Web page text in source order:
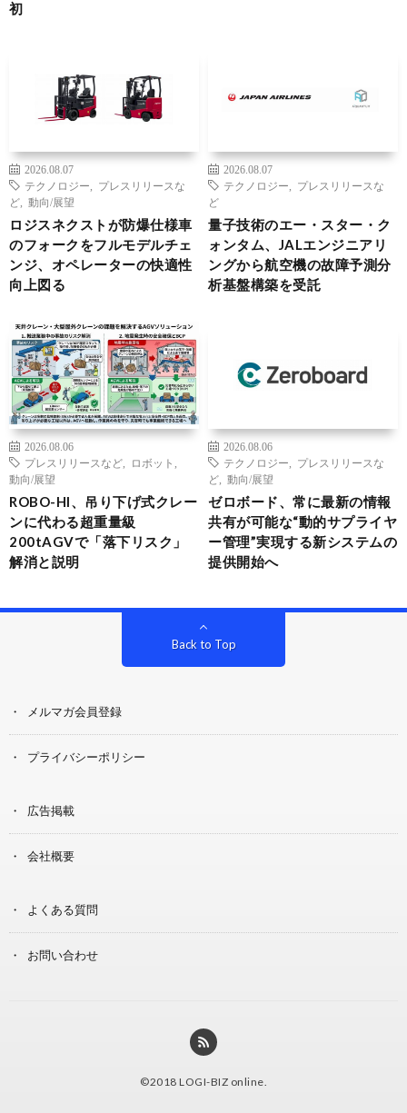
初
2026.08.07
テクノロジー
プレスリリースな
ど
動向/展望
ロジスネクストが防爆仕様車
のフォークをフルモデルチェ
ンジ、オペレーターの快適性
向上図る
2026.08.07
テクノロジー
プレスリリースな
ど
量子技術のエー・スター・ク
ォンタム、JALエンジニアリ
ングから航空機の故障予測分
析基盤構築を受託
2026.08.06
プレスリリースなど
ロボット
動向/展望
ROBO-HI、吊り下げ式クレー
ンに代わる超重量級
200tAGVで「落下リスク」
解消と説明
2026.08.06
テクノロジー
プレスリリースな
ど
動向/展望
ゼロボード、常に最新の情報
共有が可能な“動的サプライヤ
ー管理”実現する新システムの
提供開始へ
Back to Top
メルマガ会員登録
プライバシーポリシー
広告掲載
会社概要
よくある質問
お問い合わせ
©2018 LOGI-BIZ online